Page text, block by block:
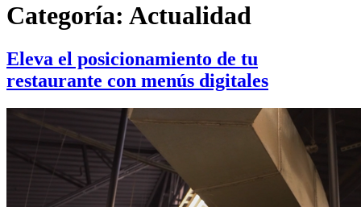
Categoría: Actualidad
Eleva el posicionamiento de tu
restaurante con menús digitales